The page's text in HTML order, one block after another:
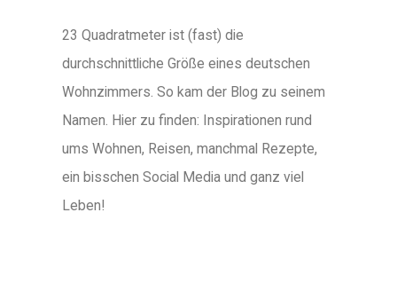
23 Quadratmeter ist (fast) die
durchschnittliche Größe eines deutschen
Wohnzimmers. So kam der Blog zu seinem
Namen. Hier zu finden: Inspirationen rund
ums Wohnen, Reisen, manchmal Rezepte,
ein bisschen Social Media und ganz viel
Leben!